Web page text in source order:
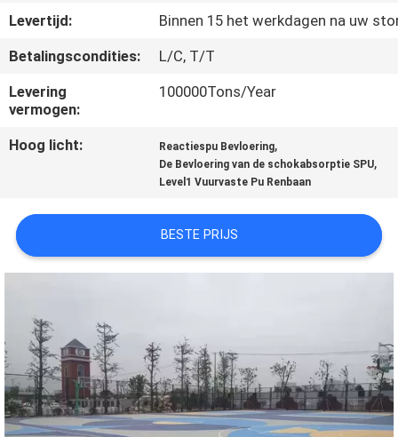
OM
EEN
PRIVACY
POLICY
Levertijd:
Binnen 15 het werkdagen na uw
Betalingscondities:
L/C, T/T
Levering
vermogen:
100000Tons/Year
Hoog licht: Reactiespu Bevloering,
De Bevloering van de schokabsorptie SPU,
Level1 Vuurvaste Pu Renbaan
BESTE PRIJS